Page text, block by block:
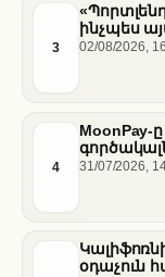
3
ինչպես
02/08/2026,
4
MoonPay-
31/07/2026,
օդաչուն